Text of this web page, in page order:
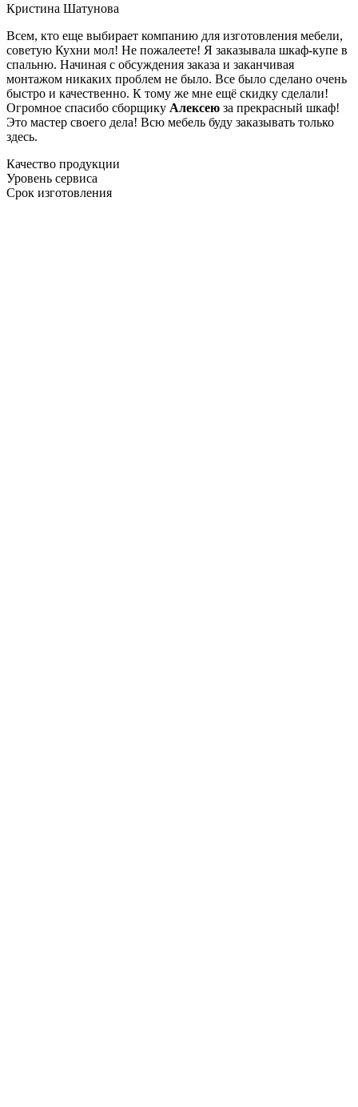
Кристина Шатунова
Всем, кто еще выбирает компанию для изготовления мебели,
советую Кухни мол! Не пожалеете! Я заказывала шкаф-купе в
спальню. Начиная с обсуждения заказа и заканчивая
монтажом никаких проблем не было. Все было сделано очень
быстро и качественно. К тому же мне ещё скидку сделали!
Огромное спасибо сборщику Алексею за прекрасный шкаф!
Это мастер своего дела! Всю мебель буду заказывать только
здесь.
Качество продукции
Уровень сервиса
Срок изготовления